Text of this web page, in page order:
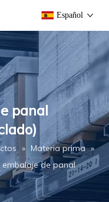
Español
panal
» Materia prima »
embalaje de panal